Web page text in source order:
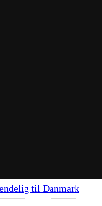
til Danmark